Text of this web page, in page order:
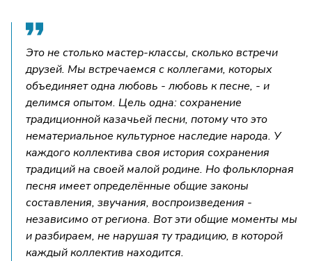
Это не столько мастер-классы, сколько встречи
друзей. Мы встречаемся с коллегами, которых
объединяет одна любовь - любовь к песне, - и
делимся опытом. Цель одна: сохранение
традиционной казачьей песни, потому что это
нематериальное культурное наследие народа. У
каждого коллектива своя история сохранения
традиций на своей малой родине. Но фольклорная
песня имеет определённые общие законы
составления, звучания, воспроизведения -
независимо от региона. Вот эти общие моменты мы
и разбираем, не нарушая ту традицию, в которой
каждый коллектив находится.